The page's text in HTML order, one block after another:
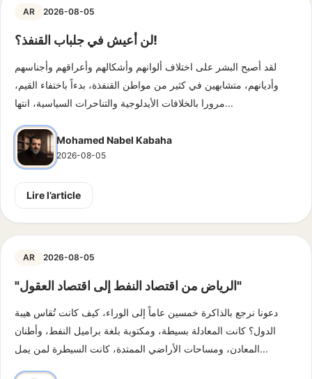
AR 2026-08-05
لن أعيش في جلباب القنفذ؟!
لقد أصبح البشر على اختلاف ألوانهم وأشكالهم وأعراقهم وأجناسهم
وأديانهم، متشابهين في كثير من مواطن القنفذة، بدءاً باختفاء القيم،
مرورا بالخلافات الأيدلوجية والتناحرات السياسية، انتها...
Mohamed Nabel Kabaha
2026-08-05
Lire l’article
AR 2026-08-05
"الرياض من اقتصاد النفط إلى اقتصاد العقول"
دعونا نرجع بالذاكرة خمسين عاماً إلى الوراء، كيف كانت تُقاس هيبة
الدول؟ كانت المعادلة بسيطة، ومكتوبة بلغة براميل النفط، وأطنان
المعادن، ومساحات الأراضي الممتدة، كانت السيطرة لمن يمل...